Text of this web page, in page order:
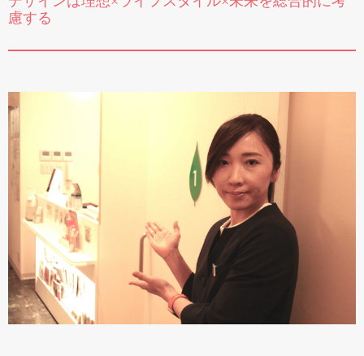
慮する